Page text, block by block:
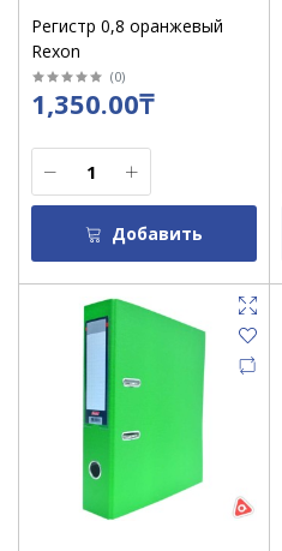
Регистр 0,8 оранжевый
Rexon
(0)
1,350.00₸
Добавить